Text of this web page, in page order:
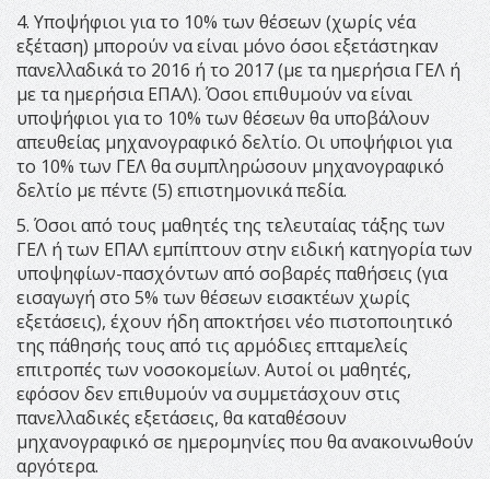
4. Υποψήφιοι για το 10% των θέσεων (χωρίς νέα
εξέταση) μπορούν να είναι μόνο όσοι εξετάστηκαν
πανελλαδικά το 2016 ή το 2017 (με τα ημερήσια ΓΕΛ ή
με τα ημερήσια ΕΠΑΛ). Όσοι επιθυμούν να είναι
υποψήφιοι για το 10% των θέσεων θα υποβάλουν
απευθείας μηχανογραφικό δελτίο. Οι υποψήφιοι για
το 10% των ΓΕΛ θα συμπληρώσουν μηχανογραφικό
δελτίο με πέντε (5) επιστημονικά πεδία.
5. Όσοι από τους μαθητές της τελευταίας τάξης των
ΓΕΛ ή των ΕΠΑΛ εμπίπτουν στην ειδική κατηγορία των
υποψηφίων-πασχόντων από σοβαρές παθήσεις (για
εισαγωγή στο 5% των θέσεων εισακτέων χωρίς
εξετάσεις), έχουν ήδη αποκτήσει νέο πιστοποιητικό
της πάθησής τους από τις αρμόδιες επταμελείς
επιτροπές των νοσοκομείων. Αυτοί οι μαθητές,
εφόσον δεν επιθυμούν να συμμετάσχουν στις
πανελλαδικές εξετάσεις, θα καταθέσουν
μηχανογραφικό σε ημερομηνίες που θα ανακοινωθούν
αργότερα.